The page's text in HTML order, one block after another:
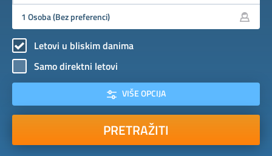
Letovi u bliskim danima
Samo direktni letovi
VIŠE OPCIJA
PRETRAŽITI